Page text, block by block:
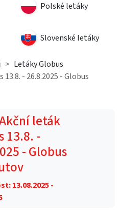
Polské letáky
Slovenské letáky
Letáky Globus
- 26.8.2025 - Globus
leták
13.8. -
- Globus
13.08.2025 -